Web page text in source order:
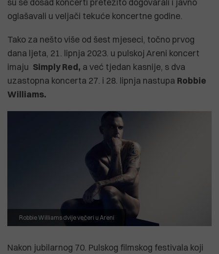
su se dosad koncerti pretežito dogovarali i javno
oglašavali u veljači tekuće koncertne godine.
Tako za nešto više od šest mjeseci, točno prvog
dana ljeta, 21. lipnja 2023. u pulskoj Areni koncert
imaju Simply Red, a već tjedan kasnije, s dva
uzastopna koncerta 27. i 28. lipnja nastupa Robbie
Williams.
Robbie Williams dvije večeri u Areni
Nakon jubilarnog 70. Pulskog filmskog festivala koji